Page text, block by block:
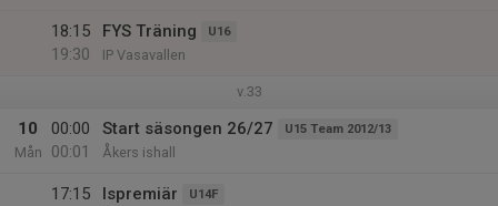
18:15
19:30
FYS Träning U16
IP Vasavallen
v.33
10
Mån
00:00
00:01
Start säsongen 26/27 U15 Team 2012/13
Åkers ishall
17:15
Ispremiär U14F